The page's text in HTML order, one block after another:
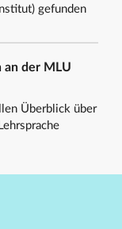
gefunden
an der MLU
Überblick über